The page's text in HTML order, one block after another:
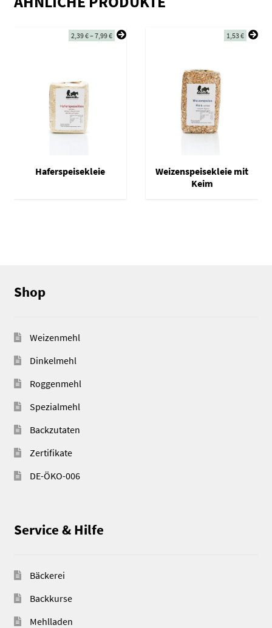
2,39€–7,99€
Haferspeisekleie
1,53€
Weizenspeisekleie mit
Keim
Shop
Weizenmehl
Dinkelmehl
Roggenmehl
Spezialmehl
Backzutaten
Zertifikate
DE-ÖKO-006
Service & Hilfe
Bäckerei
Backkurse
Mehlladen